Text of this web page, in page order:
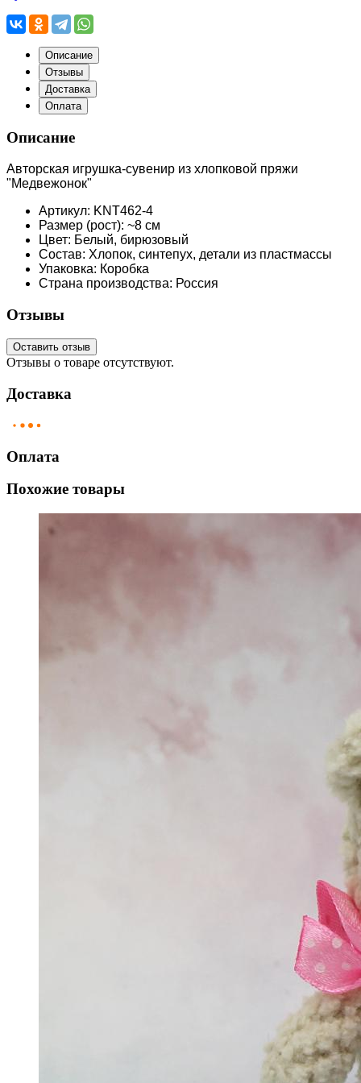
Описание
Отзывы
Доставка
Оплата
Описание
Авторская игрушка-сувенир из хлопковой пряжи
"Медвежонок"
Артикул: KNT462-4
Размер (рост): ~8 см
Цвет: Белый, бирюзовый
Состав: Хлопок, синтепух, детали из пластмассы
Упаковка: Коробка
Страна производства: Россия
Отзывы
Оставить отзыв
Отзывы о товаре отсутствуют.
Доставка
Оплата
Похожие товары